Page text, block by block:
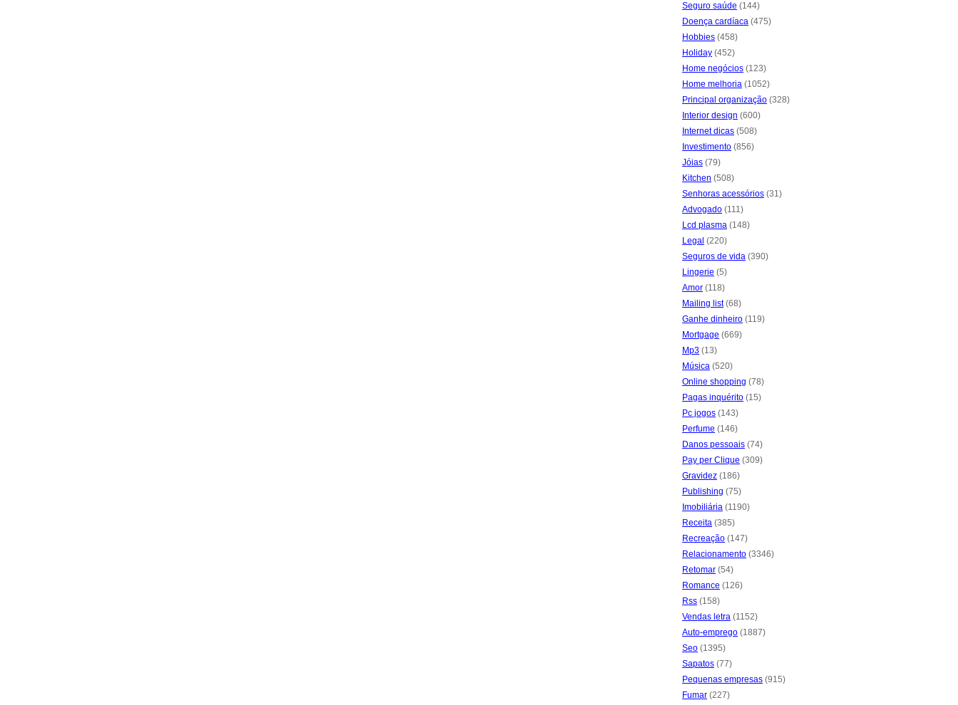
Seguro saúde (144)
Doença cardíaca (475)
Hobbies (458)
Holiday (452)
Home negócios (123)
Home melhoria (1052)
Principal organização (328)
Interior design (600)
Internet dicas (508)
Investimento (856)
Jóias (79)
Kitchen (508)
Senhoras acessórios (31)
Advogado (111)
Lcd plasma (148)
Legal (220)
Seguros de vida (390)
Lingerie (5)
Amor (118)
Mailing list(68)
Ganhe dinheiro (119)
Mortgage (669)
Mp3 (13)
Música (520)
Online shopping (78)
Pagas inquérito (15)
Pc jogos (143)
Perfume (146)
Danos pessoais (74)
Pay per Clique (309)
Gravidez (186)
Publishing (75)
Imobiliária (1190)
Receita (385)
Recreação (147)
Relacionamento (3346)
Retomar (54)
Romance (126)
Rss (158)
Vendas letra (1152)
Auto-emprego (1887)
Seo (1395)
Sapatos (77)
Pequenas empresas (915)
Fumar (227)